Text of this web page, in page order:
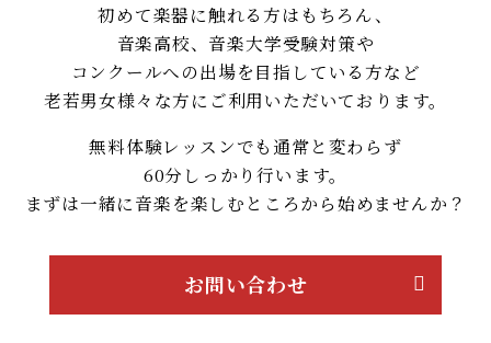
初めて楽器に触れる方はもちろん、
音楽高校、音楽大学受験対策や
コンクールへの出場を目指している方など
老若男女様々な方にご利用いただいております。
無料体験レッスンでも通常と変わらず
60分しっかり行います。
まずは一緒に音楽を楽しむところから始めませんか？
お問い合わせ